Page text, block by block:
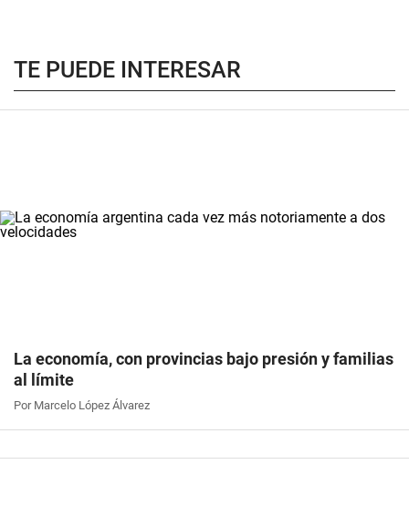
TE PUEDE INTERESAR
La economía, con provincias bajo presión y familias
al límite
Por Marcelo López Álvarez